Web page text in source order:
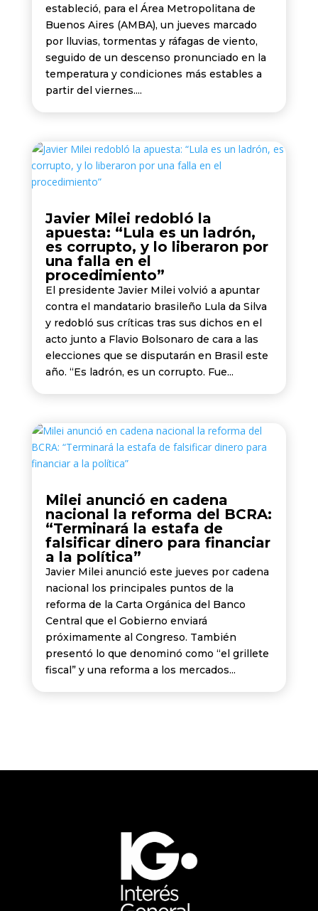
estableció, para el Área Metropolitana de
Buenos Aires (AMBA), un jueves marcado
por lluvias, tormentas y ráfagas de viento,
seguido de un descenso pronunciado en la
temperatura y condiciones más estables a
partir del viernes....
Javier Milei redobló la
apuesta: “Lula es un ladrón,
es corrupto, y lo liberaron por
una falla en el
procedimiento”
El presidente Javier Milei volvió a apuntar
contra el mandatario brasileño Lula da Silva
y redobló sus críticas tras sus dichos en el
acto junto a Flavio Bolsonaro de cara a las
elecciones que se disputarán en Brasil este
año. “Es ladrón, es un corrupto. Fue...
Milei anunció en cadena
nacional la reforma del BCRA:
“Terminará la estafa de
falsificar dinero para financiar
a la política”
Javier Milei anunció este jueves por cadena
nacional los principales puntos de la
reforma de la Carta Orgánica del Banco
Central que el Gobierno enviará
próximamente al Congreso. También
presentó lo que denominó como “el grillete
fiscal” y una reforma a los mercados...